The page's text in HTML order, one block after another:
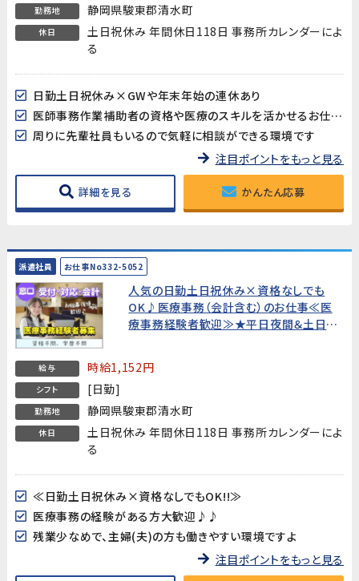
勤務地 静岡県駿東郡清水町
休日
土日祝休み 年間休日118日 事務所カレンダーによ
る
日勤土日祝休み×GWや年末年始の連休あり
医師事務作業補助者の資格や医療のスキルを活かせるお仕事です★
周りに先輩社員もいるので気軽に相談ができる環境です
注目ポイントをもっと見る
詳細を見る かんたん応募
派遣社員 お仕事No332-5052
人気の日勤土日祝休み×資格なしでも
OK♪医療事務（会計含む）のお仕事≪医
療事務経験者歓迎≫★平日夜間＆土日も
給与 時給1,152円
シフト [日勤]
勤務地 静岡県駿東郡清水町
休日
土日祝休み 年間休日118日 事務所カレンダーによ
る
≪日勤土日祝休み×資格なしでもOK!!≫
医療事務の経験がある方大歓迎♪♪
残業少なめで、主婦(夫)の方も働きやすい環境ですよ
注目ポイントをもっと見る